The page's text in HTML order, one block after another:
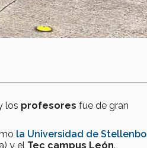
los profesores fue de gran
la Universidad de
y el Tec campus León.